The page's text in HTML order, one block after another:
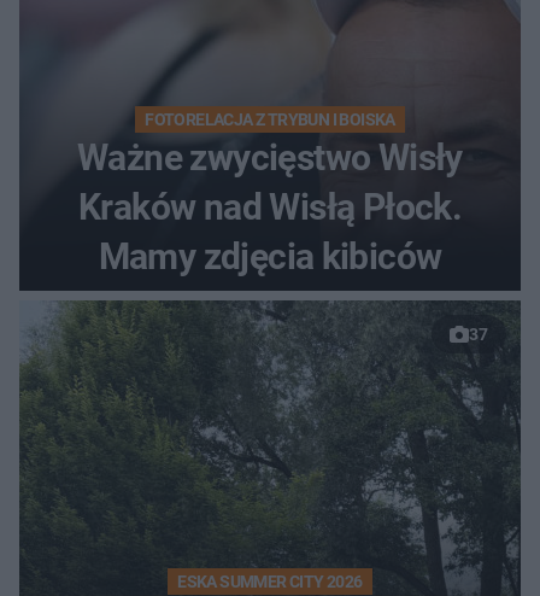
FOTORELACJA Z TRYBUN I BOISKA
Ważne zwycięstwo Wisły
Kraków nad Wisłą Płock.
Mamy zdjęcia kibiców
37
ESKA SUMMER CITY 2026